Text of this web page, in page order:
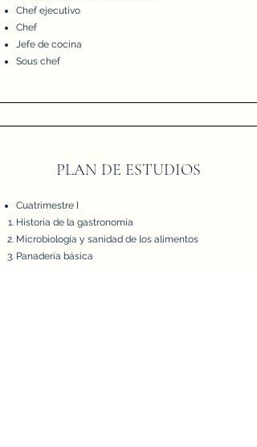
Chef ejecutivo
Chef
Jefe de cocina
Sous chef
PLAN DE ESTUDIOS
Cuatrimestre I
Historia de la gastronomía
Microbiología y sanidad de los alimentos
Panadería básica